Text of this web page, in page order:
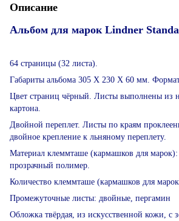
Описание
Альбом для марок Lindner
64 страницы (32 листа).
Габариты альбома 305 Х 230 Х 60 мм.
Цвет страниц чёрный. Листы выполнены из
картона.
Двойной переплет. Листы по краям
двойное крепление к льняному переплету.
Материал клеммташе (кармашков для марок):
прозрачный полимер.
Количество клеммташе (кармашков для
Промежуточные листы: двойные, пергамин
Обложка твёрдая, из искусственной кожи, с